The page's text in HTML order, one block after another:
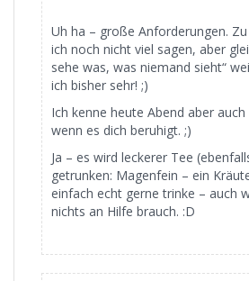
Uh ha – große Anforderungen.
ich noch nicht viel sagen, aber
sehe was, was niemand sieht“
ich bisher sehr! ;)
Ich kenne heute Abend aber
wenn es dich beruhigt. ;)
Ja – es wird leckerer Tee
getrunken: Magenfein – ein
einfach echt gerne trinke – auch
nichts an Hilfe brauch. :D